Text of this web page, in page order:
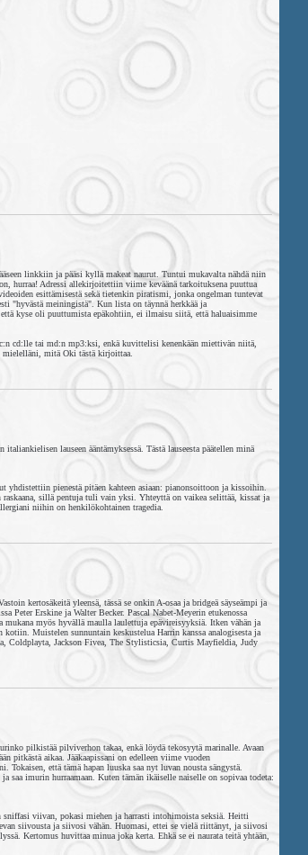
linkkiin ja pääsi kyllä makeat naurut. Tuntui mukavalta nähdä niin
hurraa! Adressi allekirjoitettiin viime keväänä tarkoituksena puuttua
esittämisestä sekä tietenkin piratismi, jonka ongelman tuntevat
"hyvästä meiningistä". Kun lista on täynnä herkkää ja
kyse oli puuttumista epäkohtiin, ei ilmaisu siitä, että haluaisimme
cd:lle tai md:n mp3:ksi, enkä kuvittelisi kenenkään miettivän niitä,
mitä Oki tästä kirjoittaa.
lauseen ääntämyksessä. Tästä lauseesta päätellen minä
yhdistettiin pienestä pitäen kahteen asiaan: pianonsoittoon ja kissoihin.
sillä pentuja tuli vain yksi. Yhteyttä on vaikea selittää, kissat ja
niihin on henkilökohtainen tragedia.
kertosäkeitä yleensä, tässä se onkin A-osaa ja bridgeä säyseämpi ja
Peter Erskine ja Walter Becker. Pascal Nabet-Meyerin etukenossa
mukana myös hyvällä maulla laulettuja epävireisyyksiä. Itken vähän ja
Muistelen sunnuntain keskustelua Harrin kanssa analogisesta ja
Coldplayta, Jackson Fivea, The Stylisticsia, Curtis Mayfieldia, Judy
pilkistää pilviverhon takaa, enkä löydä tekosyytä marinalle. Avaan
pitkästä aikaa. Jääkaapissani on edelleen viime vuoden
että tämä hapan luuska saa nyt luvan nousta sängystä.
imurin hurraamaan. Kuten tämän ikäiselle naiselle on sopivaa todeta:
viivan, pokasi miehen ja harrasti intohimoista seksiä. Heitti
siivousta ja siivosi vähän. Huomasi, ettei se vielä riittänyt, ja siivosi
Kertomus huvittaa minua joka kerta. Ehkä se ei naurata teitä yhtään,